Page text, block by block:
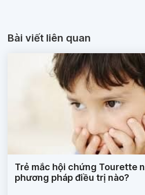
Bài viết liên quan
Trẻ mắc hội chứng Tourette
phương pháp điều trị nào?